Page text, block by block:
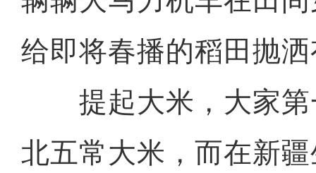
给即将春播的稻田抛
提起大米，大家第
北五常大米，而在新